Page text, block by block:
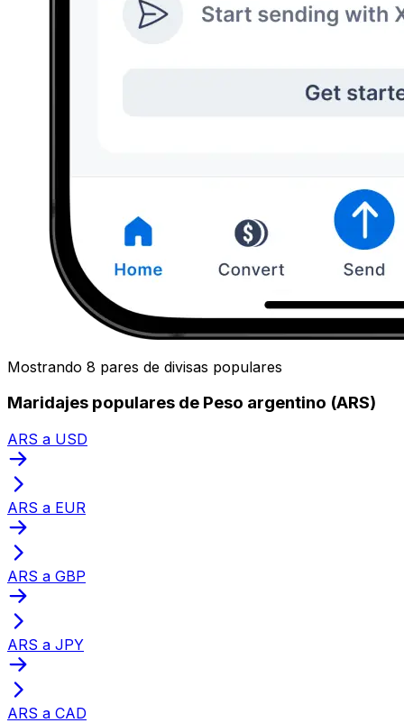
Mostrando 8 pares de divisas populares
Maridajes populares de Peso argentino (ARS)
ARS a USD
ARS a EUR
ARS a GBP
ARS a JPY
ARS a CAD